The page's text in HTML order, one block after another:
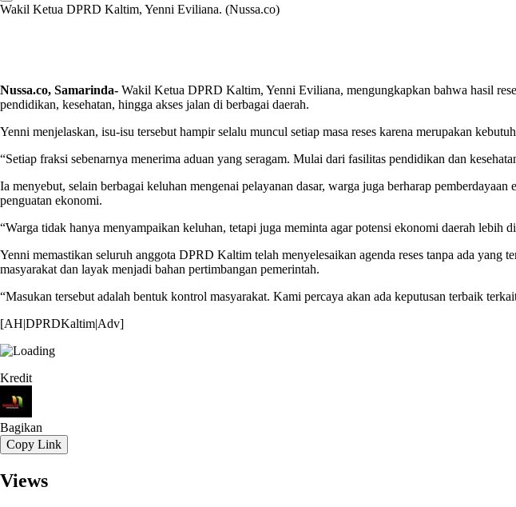
Wakil Ketua DPRD Kaltim, Yenni Eviliana. (Nussa.co)
Nussa.co, Samarinda- Wakil Ketua DPRD Kaltim, Yenni Eviliana, mengungkapkan bahwa hasil
pendidikan, kesehatan, hingga akses jalan di berbagai daerah.
Yenni menjelaskan, isu-isu tersebut hampir selalu muncul setiap masa reses karena merupakan
“Setiap fraksi sebenarnya menerima aduan yang seragam. Mulai dari fasilitas pendidikan dan
Ia menyebut, selain berbagai keluhan mengenai pelayanan dasar, warga juga berharap
penguatan ekonomi.
“Warga tidak hanya menyampaikan keluhan, tetapi juga meminta agar potensi ekonomi daerah lebih
Yenni memastikan seluruh anggota DPRD Kaltim telah menyelesaikan agenda reses tanpa ada
masyarakat dan layak menjadi bahan pertimbangan pemerintah.
“Masukan tersebut adalah bentuk kontrol masyarakat. Kami percaya akan ada keputusan terbaik
[AH|DPRDKaltim|Adv]
Kredit
Bagikan
Copy Link
Views